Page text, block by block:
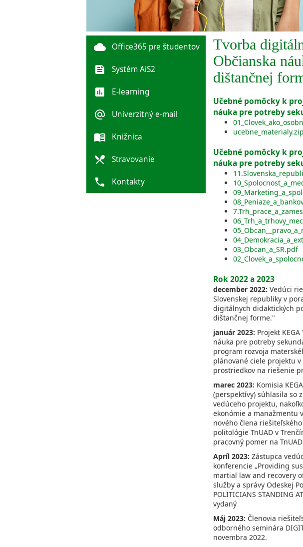
Tvorba
Občianska
dištančnej
Učebné pomôcky k
náuka pre potreby
ucebne_materialy.zip
Učebné pomôcky k
náuka pre potreby
03_Obcan_a_SR.pdf
Rok 2022 a 2023
december 2022: Vedúci
Slovenskej republiky v
digitálnych didaktických
dištančnej forme."
január 2023: Projekt
náuka pre potreby
program rozvoja
plánované ciele projektu
prostriedkov na riešenie
marec 2023: Komisia
(perspektívy) súhlasila so
vedúceho projektu,
ekonómie a manažmentu
nového člena
politológie TnUAD v
pracovný pomer na
Apríl 2023: Zástupca
konferencie „Providing
martial law and recovery
služby a správy Odeskej
POLITICIANS STANDING
vydaný
Máj 2023: Členovia
odborného seminára
novembra 2022.
cloud Office365 pre študentov
feed Systém AiS2
poll E-learning
alternate_email Univerzitný e-mail
menu_book Knižnica
local_dining Stravovanie
phone Kontakty